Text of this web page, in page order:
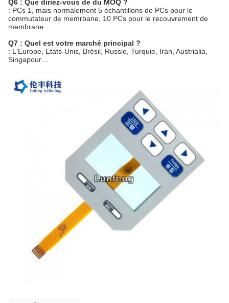
Q6 : Que diriez-vous de du MOQ ?
: PCs 1, mais normalement 5 échantillons de PCs pour le
commutateur de memrbane, 10 PCs pour le recouvrement de
membrane.
Q7 : Quel est votre marché principal ?
: L'Europe, Etats-Unis, Brésil, Russie, Turquie, Iran, Austrialia,
Singapour…